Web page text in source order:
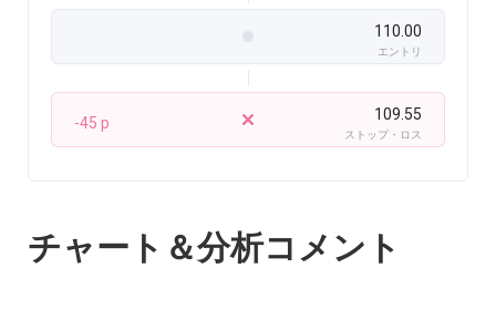
110.00
エントリ
-45 p 109.55
ストップ・ロス
チャート＆分析コメント